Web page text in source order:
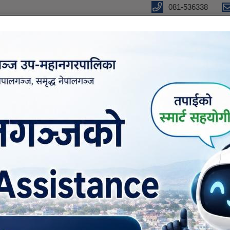
081-536338
City
News and Notices
आगो ताप्ने व्यवस्था !!